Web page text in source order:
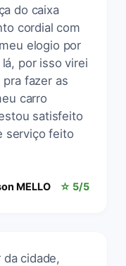
do caixa
cordial com
elogio por
por isso virei
fazer as
carro
satisfeito
serviço feito
MELLO ☆ 5/5
cidade,